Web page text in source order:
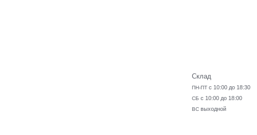
Склад
ПН-ПТ с 10:00 до 18:30
СБ с 10:00 до 18:00
ВС выходной